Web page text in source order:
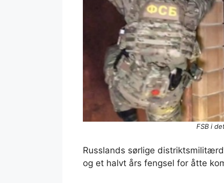
FSB i
Russlands sørlige
og et halvt års fengsel for åtte